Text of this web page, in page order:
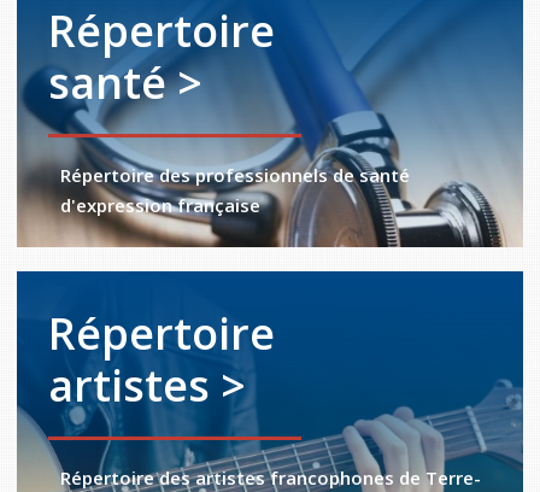
Répertoire
santé >
Répertoire des professionnels de santé
d'expression française
Répertoire
artistes >
Répertoire des artistes francophones de Terre-